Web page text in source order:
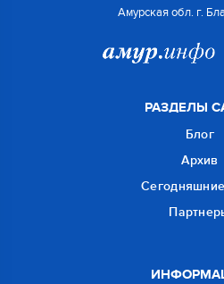
Амурская обл. г.
РАЗДЕЛЫ
Блог
Архив